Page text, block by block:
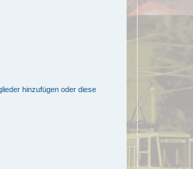
hinzufügen oder diese